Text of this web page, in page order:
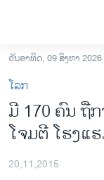
ເຂົ້າ
ຫາ
ຂ້າມ
ຂ້າມ
ຂ້າມ
ຫາ
ລາວ
ອາເມຣິກາ
ການເລືອກຕັ້ງ ປະທ
ຂ່າວ​ຈີນ
ວັນອາທິດ, 09 ສິງຫາ 2026
ໂລກ
ມີ 170 ຄົນ ຖື
ໂຈມຕີ ໂຮງແ
20,11,2015